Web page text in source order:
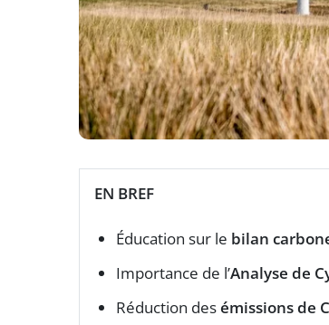
EN BREF
Éducation sur le bilan
Importance de l’Analyse de
Réduction desémissions de